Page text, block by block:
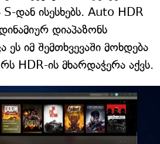
დან ისესხებს. Auto HDR
დიაპაზონს
ეს იმ შემთხვევაში მოხდება
HDR-ის მხარდაჭერა აქვს.